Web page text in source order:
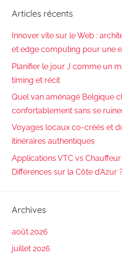
Articles récents
Innover vite sur le Web :
et edge computing pour une
Planifier le jour J comme un
timing et récit
Quel van aménagé Belgique
confortablement sans se
Voyages locaux co-créés et
itinéraires authentiques
Applications VTC vs
Différences sur la Côte d’Azur ?
Archives
août 2026
juillet 2026